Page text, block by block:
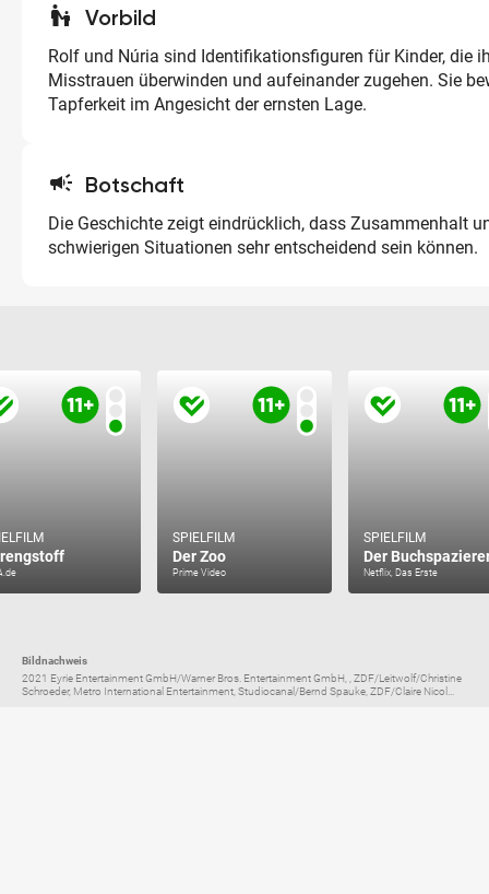
escalator_warning Vorbild
Rolf und Núria sind Identifikationsfiguren für Kinder, die
Misstrauen überwinden und aufeinander zugehen. Sie
Tapferkeit im Angesicht der ernsten Lage.
campaign Botschaft
Die Geschichte zeigt eindrücklich, dass Zusammenhalt
schwierigen Situationen sehr entscheidend sein können.
SPIELFILM
Der Zoo
Prime Video
SPIELFILM
Der
Netflix, Das Erste
Bildnachweis
2021 Eyrie Entertainment GmbH/Warner Bros. Entertainment GmbH, , ZDF/Leitwolf/Christine
Schroeder, Metro International Entertainment, Studiocanal/Bernd Spauke, ZDF/Claire Nicol...